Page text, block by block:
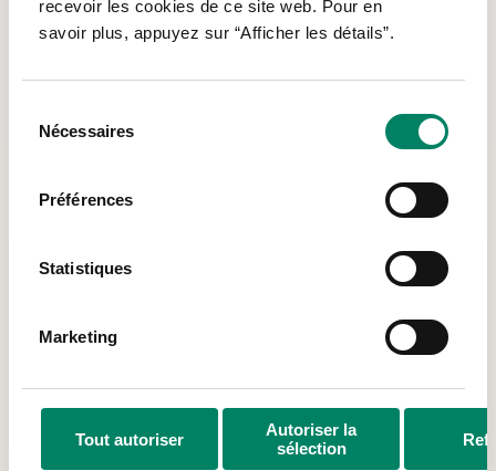
recevoir les cookies de ce site web. Pour en
savoir plus, appuyez sur “Afficher les détails”.
Nécessaires
Préférences
Statistiques
Marketing
Tout autoriser
Autoriser la
sélection
950 allée Thérèse-Dallaire-Laplante, Longueuil
À partir du métro Longueuil : bus 10, 17 ou 117
Tous droits réservés © L’Antre-Temps Longueuil |
Propulsé par le Studio 360agence de marketing et
communication